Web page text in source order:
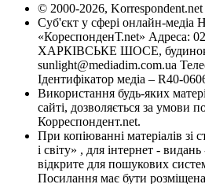
© 2000-2026, Korrespondent.net
Суб'єкт у сфері онлайн-медіа
«КореспонденТ.net» Адреса:
ХАРКІВСЬКЕ ШОСЕ, будинок
sunlight@mediadim.com.ua
Ідентифікатор медіа – R40-
Використання будь-яких
сайті, дозволяється за умови
Корреспондент.net.
При копіюванні матеріалів зі
і світу» , для інтернет -
відкрите для пошукових
Посилання має бути